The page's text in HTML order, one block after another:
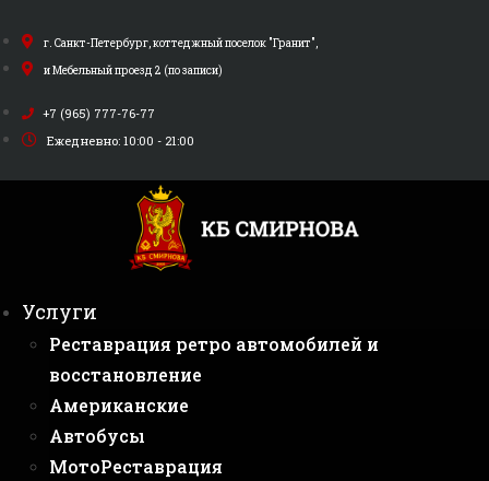
к
содержимому
г. Санкт-Петербург, коттеджный поселок "Гранит",
и Мебельный проезд 2 (по записи)
+7 (965) 777-76-77
Ежедневно: 10:00 - 21:00
Услуги
Реставрация ретро автомобилей и
восстановление
Американские
Автобусы
МотоРеставрация